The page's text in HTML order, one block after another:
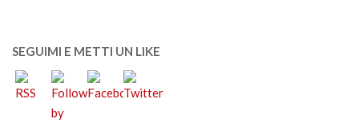
SEGUIMI E METTI UN LIKE